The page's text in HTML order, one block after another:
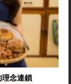
念連鎖